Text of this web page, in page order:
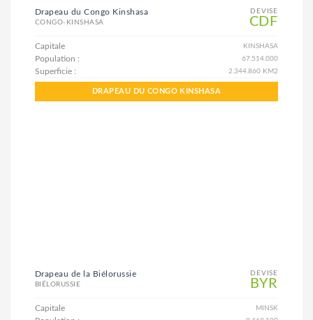
DEVISE
CDF
Drapeau du Congo Kinshasa
CONGO-KINSHASA
Capitale KINSHASA
Population : 67.514.000
Superficie : 2.344.860 KM2
DRAPEAU DU CONGO KINSHASA
DEVISE
BYR
Drapeau de la Biélorussie
BIÉLORUSSIE
Capitale MINSK